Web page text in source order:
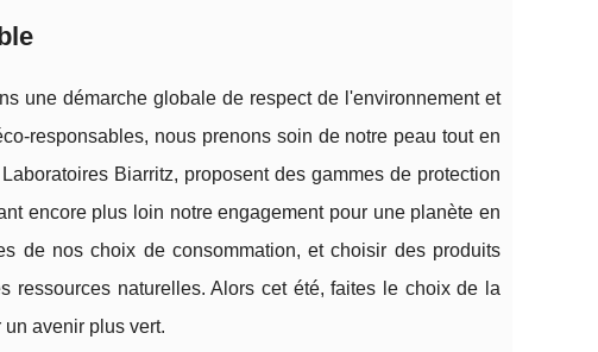
une démarche globale de respect de l'environnement et
responsables, nous prenons soin de notre peau tout en
Biarritz, proposent des gammes de protection
encore plus loin notre engagement pour une planète en
de nos choix de consommation, et choisir des produits
naturelles. Alors cet été, faites le choix de la
avenir plus vert.